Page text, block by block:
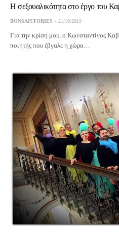
Η σεξουαλικότητα στο έργο του
BONSAISTORIES 21/10/2019
Για την κρίση μου, ο Κωνσταντίνος
ποιητής που έβγαλε η χώρα…